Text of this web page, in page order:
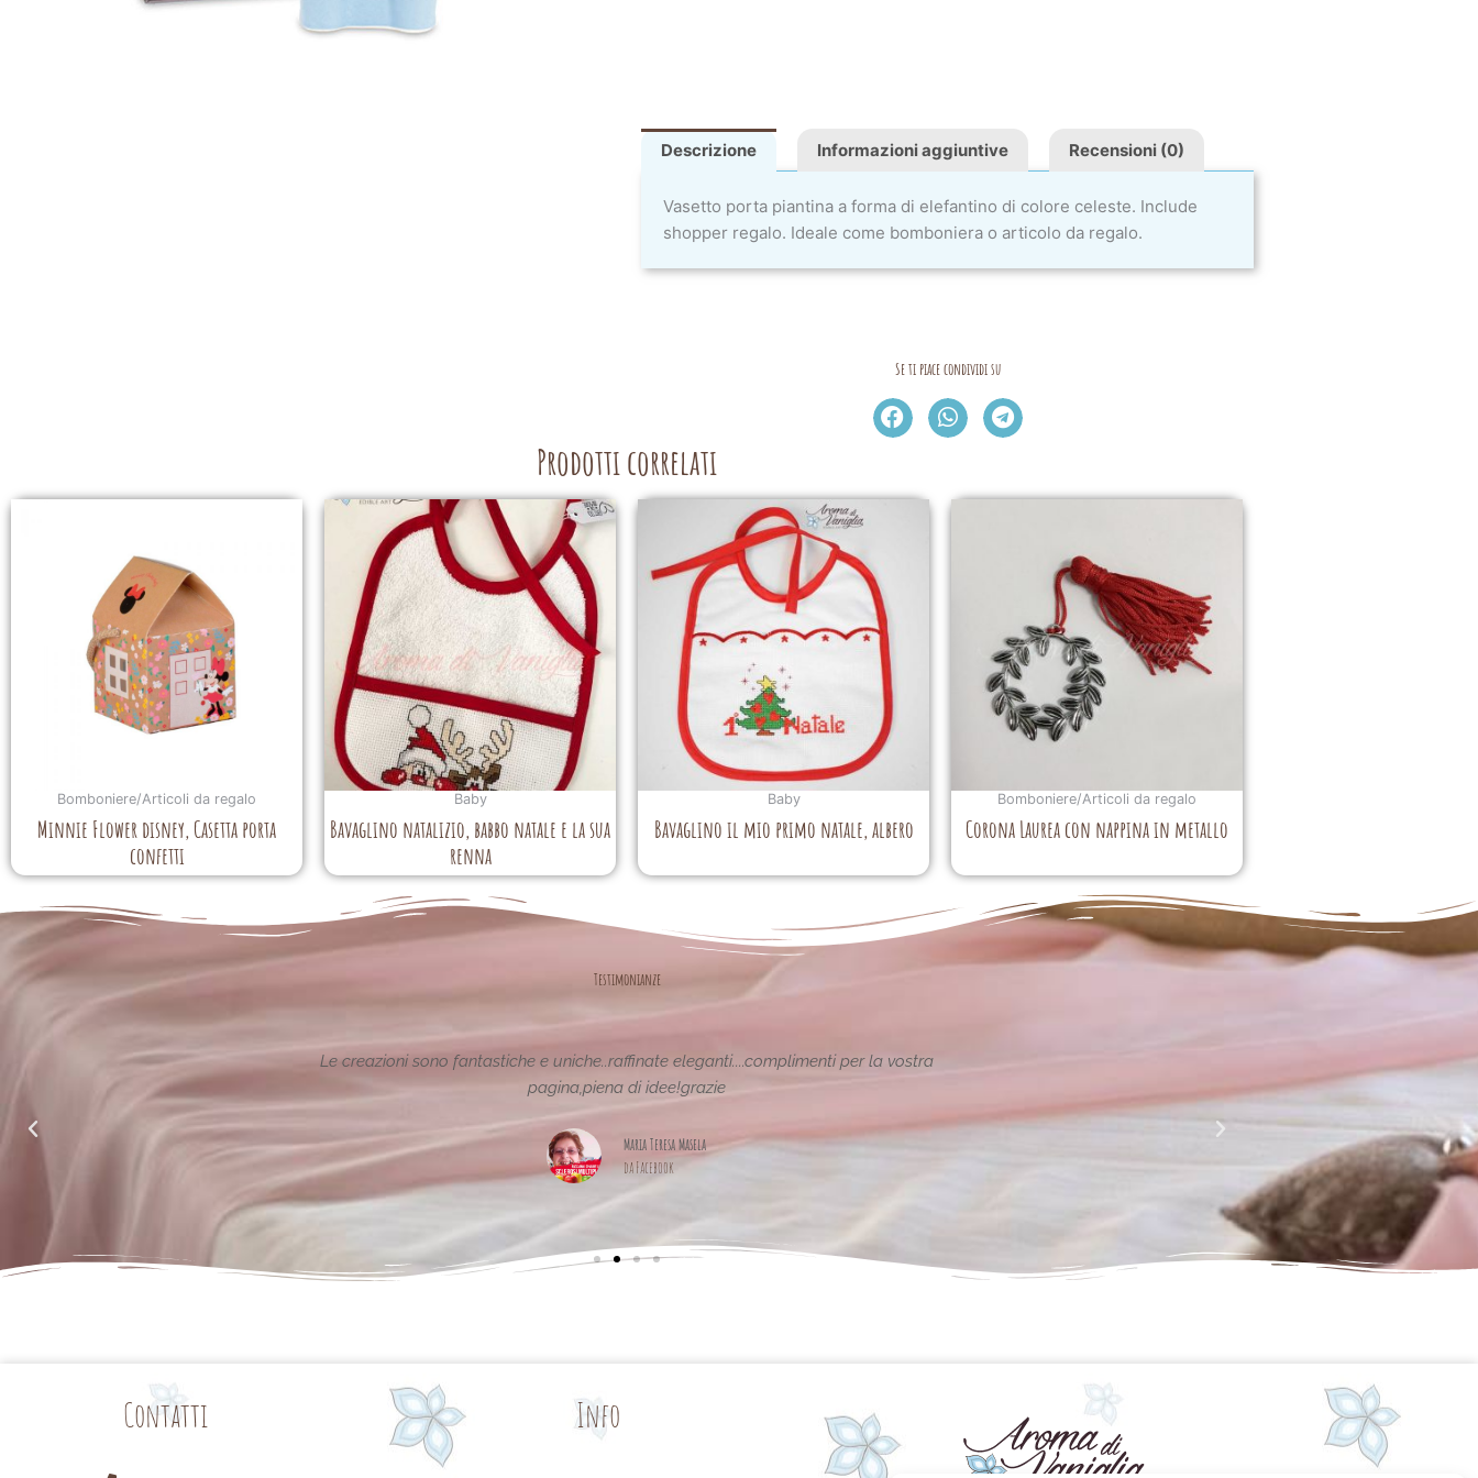
Descrizione Informazioni aggiuntive Recensioni (0)
Vasetto porta piantina a forma di elefantino di colore celeste. Include
shopper regalo. Ideale come bomboniera o articolo da regalo.
Se ti piace condividi su
Prodotti correlati
Bomboniere/Articoli da regalo
Minnie Flower disney, Casetta porta
confetti
Baby
Bavaglino natalizio, babbo natale e la sua
renna
Baby
Bavaglino il mio primo natale, albero
Bomboniere/Articoli da regalo
Corona Laurea con nappina in metallo
Testimonianze
reinterpretata in chiave
richieste di noi mamme.
Le creazioni sono fantastiche e uniche..raffinate eleganti....complimenti per la vostra
pagina,piena di idee!grazie
Maria Teresa Masela
da Facebook
La perfezione e l' armonia che è palese nei tuoi
Complimenti davvero!!!!
Giusy Rizzo
da Facebook
Contatti Info